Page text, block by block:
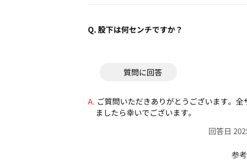
Q.股下は何センチですか？
ご質問いただきありがとうございます。
ましたら幸いでございます。
回答日
参
質問に回答